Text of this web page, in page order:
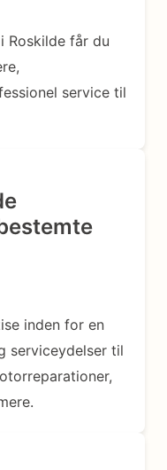
Roskilde får du
service til
inden for en
serviceydelser til